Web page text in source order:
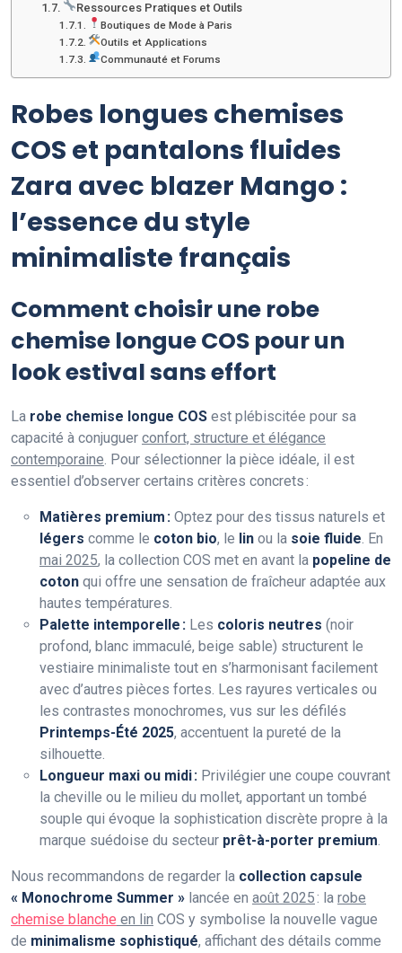
Ressources Pratiques et Outils
Boutiques de Mode à Paris
Outils et Applications
Communauté et Forums
Robes longues chemises
COS et pantalons fluides
Zara avec blazer Mango :
l’essence du style
minimaliste français
Comment choisir une robe
chemise longue COS pour un
look estival sans effort
La robe chemise longue COS est plébiscitée pour sa
capacité à conjuguer confort, structure et élégance
contemporaine. Pour sélectionner la pièce idéale, il est
essentiel d’observer certains critères concrets :
Matières premium : Optez pour des tissus naturels et
légers comme le coton bio, le lin ou la soie fluide. En
mai 2025, la collection COS met en avant la popeline de
coton qui offre une sensation de fraîcheur adaptée aux
hautes températures.
Palette intemporelle : Les coloris neutres (noir
profond, blanc immaculé, beige sable) structurent le
vestiaire minimaliste tout en s’harmonisant facilement
avec d’autres pièces fortes. Les rayures verticales ou
les contrastes monochromes, vus sur les défilés
Printemps-Été 2025, accentuent la pureté de la
silhouette.
Longueur maxi ou midi : Privilégier une coupe couvrant
la cheville ou le milieu du mollet, apportant un tombé
souple qui évoque la sophistication discrète propre à la
marque suédoise du secteur prêt-à-porter premium.
Nous recommandons de regarder la collection capsule
« Monochrome Summer » lancée en août 2025: la robe
chemise blanche en lin COS y symbolise la nouvelle vague
de minimalisme sophistiqué, affichant des détails comme